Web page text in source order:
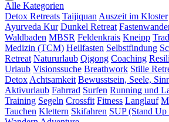
Alle Kategorien
Detox Retreats Taijiquan Auszeit im Kloster
Ayurveda Kur Dunkel Retreat
Waldbaden MBSR Feldenkrais Kneipp
Medizin (TCM) Heilfasten Selbstfindung
Retreat Natururlaub Qigong Coaching
Urlaub Visionssuche Breathwork Stille
Detox Achtsamkeit Bewusstsein, Seele,
Aktivurlaub Fahrrad Surfen Running und
Training Segeln Crossfit Fitness Langlauf
Tauchen Klettern Skifahren SUP (Stand